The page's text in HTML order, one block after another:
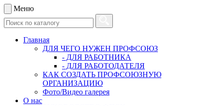
Меню
Главная
ДЛЯ ЧЕГО НУЖЕН ПРОФСОЮЗ
- ДЛЯ РАБОТНИКА
- ДЛЯ РАБОТОДАТЕЛЯ
КАК СОЗДАТЬ ПРОФСОЮЗНУЮ
ОРГАНИЗАЦИЮ
Фото/Видео галерея
О нас